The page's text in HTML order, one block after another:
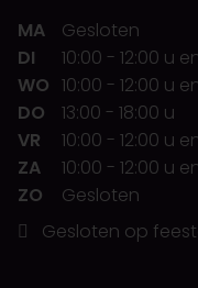
MA
Gesloten
DI
10:00 - 12:00 u
WO 10:00 - 12:00 u
DO
13:00 - 18:00 u
VR
10:00 - 12:00 u
ZA
10:00 - 12:00 u
ZO
Gesloten
Gesloten op